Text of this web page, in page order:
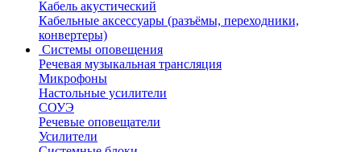
Кабель акустический
Кабельные аксессуары (разъёмы, переходники,
конвертеры)
Системы оповещения
Речевая музыкальная трансляция
Микрофоны
Настольные усилители
СОУЭ
Речевые оповещатели
Усилители